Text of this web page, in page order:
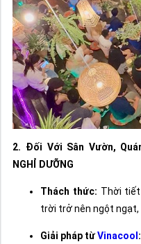
2. Đối Với Sân Vườn,
NGHỈ DƯỠNG
Thách thức: Thời tiết
trời trở nên ngột ngạt,
Giải pháp từVinacool :